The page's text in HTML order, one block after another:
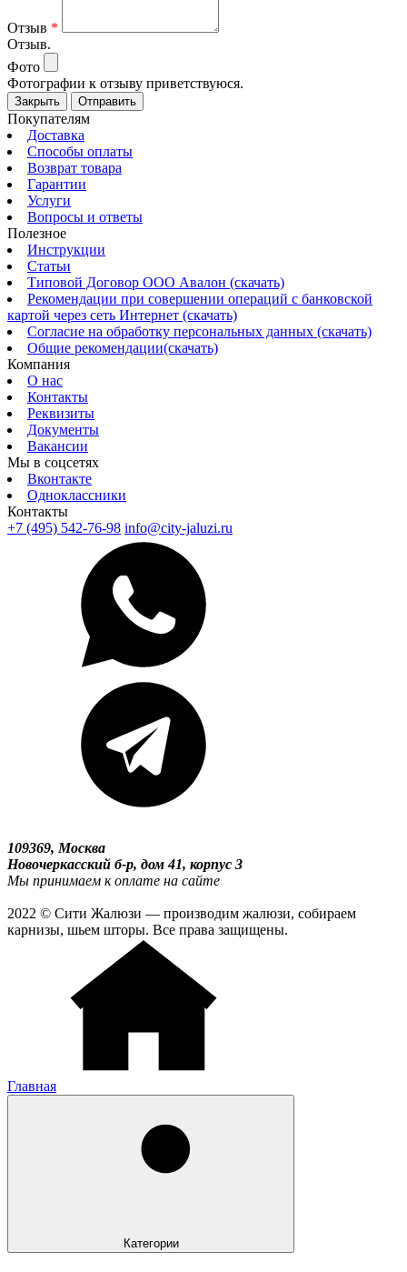
Отзыв *
Отзыв.
Фото
Фотографии к отзыву приветствуюся.
Закрыть Отправить
Покупателям
Доставка
Способы оплаты
Возврат товара
Гарантии
Услуги
Вопросы и ответы
Полезное
Инструкции
Статьи
Типовой Договор ООО Авалон (скачать)
Рекомендации при совершении операций с банковской
картой через сеть Интернет (скачать)
Согласие на обработку персональных данных (скачать)
Общие рекомендации(скачать)
Компания
О нас
Контакты
Реквизиты
Документы
Вакансии
Мы в соцсетях
Вконтакте
Одноклассники
Контакты
+7 (495) 542-76-98 info@city-jaluzi.ru
109369, Москва
Новочеркасский б-р, дом 41, корпус 3
Мы принимаем к оплате на сайте
2022 © Сити Жалюзи — производим жалюзи, собираем
карнизы, шьем шторы. Все права защищены.
Главная
Категории